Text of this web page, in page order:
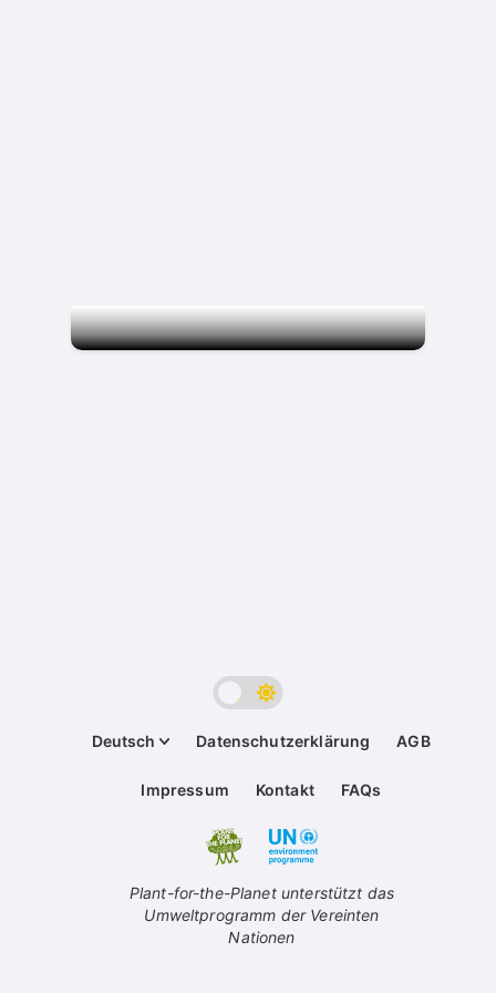
Deutsch Datenschutzerklärung AGB
Impressum Kontakt FAQs
Plant-for-the-Planet unterstützt das
Umweltprogramm der Vereinten
Nationen